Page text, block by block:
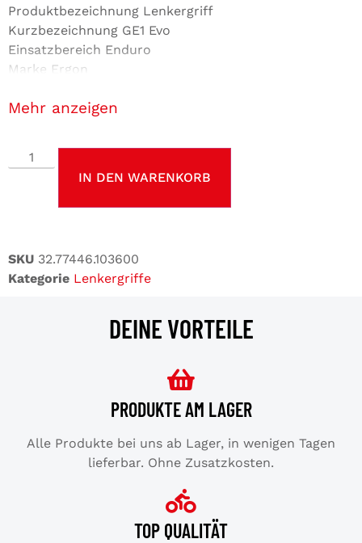
Produktbezeichnung Lenkergriff
Kurzbezeichnung GE1 Evo
Einsatzbereich Enduro
Marke Ergon
anzeigen
IN DEN WARENKORB
SKU 32.77446.103600
Kategorie Lenkergriffe
DEINE VORTEILE
PRODUKTE AM LAGER
Alle Produkte bei uns ab Lager, in wenigen Tagen
lieferbar. Ohne Zusatzkosten.
TOP QUALITÄT